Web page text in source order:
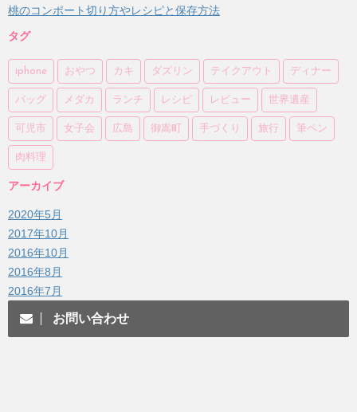
桃のコンポート切り方やレシピと保存方法
タグ
iphone おやつ カキ ダズリン テイクアウト ディナー
バッグ メダカ ランチ レシピ レビュー 世界遺産
可児市 女子会 広島 御嵩町 手づくり 旅行 筆ペン
肉料理
アーカイブ
2020年5月
2017年10月
2016年10月
2016年8月
2016年7月
お問い合わせ